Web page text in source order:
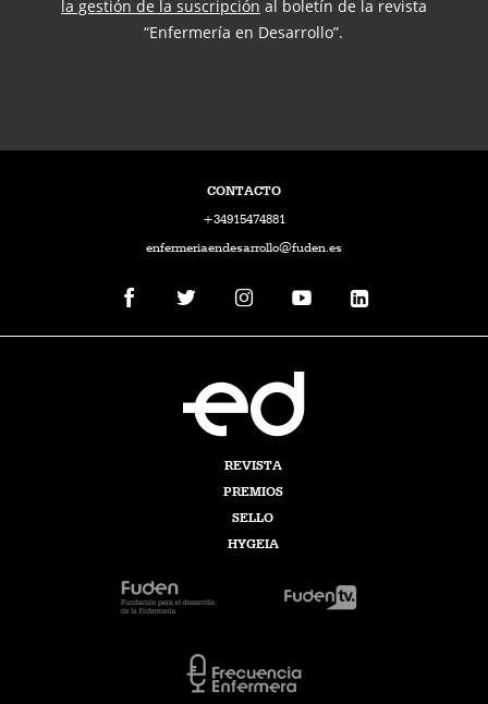
la gestión de la suscripción al boletín de la revista
“Enfermería en Desarrollo”.
CONTACTO
+34915474881
enfermeriaendesarrollo@fuden.es
REVISTA
PREMIOS
SELLO
HYGEIA